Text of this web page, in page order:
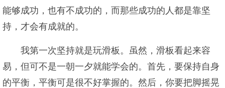
能够成功，也有不成功的，而那些成功的人都是靠坚
持，才会有成就的。
我第一次坚持就是玩滑板。虽然，滑板看起来容
易，但可不是一朝一夕就能学会的。首先，要保持自身
的平衡，平衡可是很不好掌握的。然后，你要把脚摇晃